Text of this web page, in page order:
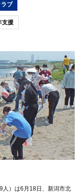
ブ
支援
人）は6月18日、新潟市北